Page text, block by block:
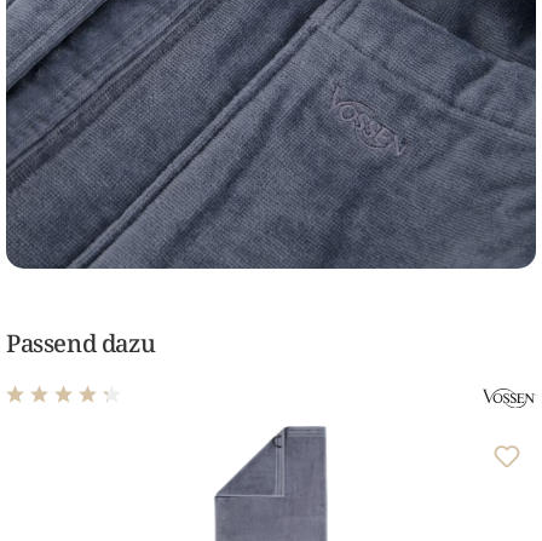
Passend dazu
Durchschnittliche Bewertung von 4.37 von 5 Sternen